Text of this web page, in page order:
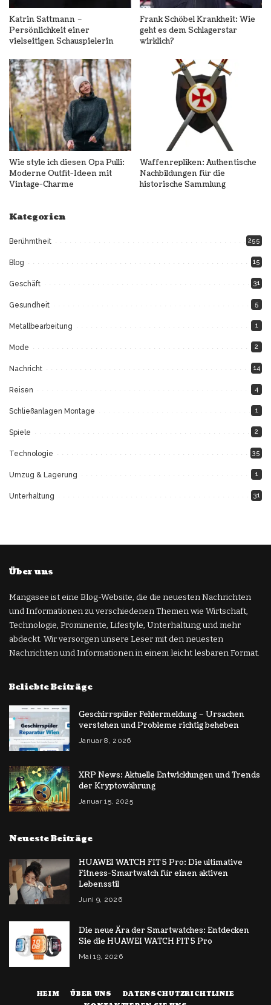
Katrin Sattmann –
Persönlichkeit einer
vielseitigen Schauspielerin
Frank Schöbel Krankheit: Wie
geht es dem Schlagerstar
wirklich?
Wie style ich diesen Opa Pulli:
Moderne Outfit-Ideen mit
Vintage-Charme
Waffenrepliken: Authentische
Nachbildungen für die
historische Sammlung
Kategorien
Berühmtheit 255
Blog 15
Geschäft 31
Gesundheit 5
Metallbearbeitung 1
Mode 2
Nachricht 14
Reisen 4
Schließanlagen Montage 1
Spiele 2
Technologie 35
Umzug & Lagerung 1
Unterhaltung 31
Über uns
Mangasee ist eine Blog-Website, die die neuesten Nachrichten
und Informationen zu verschiedenen Themen wie Wirtschaft,
Technologie, Prominente, Lifestyle, Unterhaltung und mehr
abdeckt. Wir versorgen unsere Leser mit den neuesten
Nachrichten und Informationen in einem leicht lesbaren Format.
Beliebte Beiträge
Geschirrspüler Fehlermeldung – Ursachen
verstehen und Probleme richtig beheben
Januar 8, 2026
XRP News: Aktuelle Entwicklungen und Trends
der Kryptowährung
Januar 15, 2025
Neueste Beiträge
HUAWEI WATCH FIT 5 Pro: Die ultimative
Fitness-Smartwatch für einen aktiven
Lebensstil
Juni 9, 2026
Die neue Ära der Smartwatches: Entdecken
Sie die HUAWEI WATCH FIT 5 Pro
Mai 19, 2026
HEIM ÜBER UNS
DATENSCHUTZRICHTLINIE